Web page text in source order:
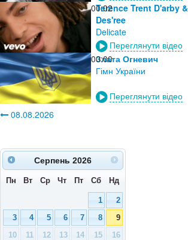
00:02
Terence Trent D'arby &
Des'ree
Delicate
Переглянути відео
00:00
Злата Огневич
Гімн України
Переглянути відео
08.08.2026
Серпень 2026
Пн Вт Ср Чт Пт Сб Нд
1 2
3 4 5 6 7 8 9
10 11 12 13 14 15 16